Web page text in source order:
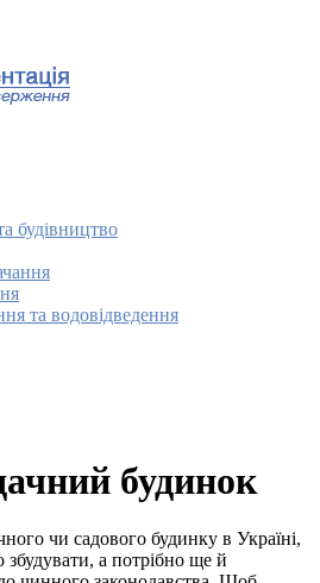
будівництво
та водовідведення
будинок
чи садового будинку в Україні,
збудувати, а потрібно ще й